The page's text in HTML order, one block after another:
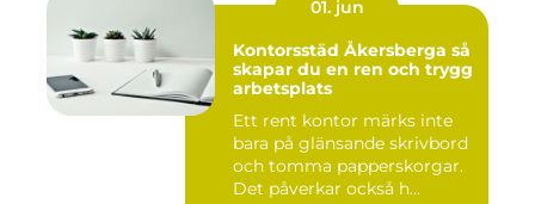
01. jun
Kontorsstäd Åkersberga så
skapar du en ren och trygg
arbetsplats
Ett rent kontor märks inte
bara på glänsande skrivbord
och tomma papperskorgar.
Det påverkar också h...